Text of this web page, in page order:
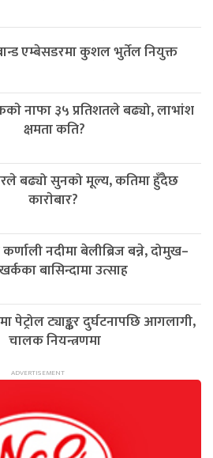
एम्बेसडरमा कुशल भुर्तेल नियुक्त
नाफा ३५ प्रतिशतले बढ्यो, लाभांश
क्षमता कति?
बढ्यो सुनको मूल्य, कतिमा हुँदैछ
काराेबार?
नदीमा बेलीब्रिज बन्ने, दोमुख–
बासिन्दामा उत्साह
पेट्रोल ट्याङ्कर दुर्घटनापछि आगलागी,
चालक नियन्त्रणमा